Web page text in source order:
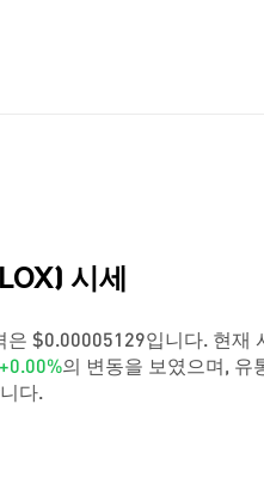
시세
$0.00005129입니다. 현재
+0.00%의 변동을 보였으며, 유
다.